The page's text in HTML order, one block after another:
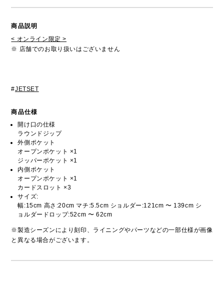
商品説明
< オンライン限定 >
※ 店舗でのお取り扱いはございません
#JETSET
商品仕様
開け口の仕様
ラウンドジップ
外側ポケット
オープンポケット ×1
ジッパーポケット ×1
内側ポケット
オープンポケット ×1
カードスロット ×3
サイズ:
幅:15cm 高さ:20cm マチ:5.5cm ショルダー:121cm 〜 139cm シ
ョルダードロップ:52cm 〜 62cm
※製造シーズンにより刻印、ライニングやパーツなどの一部仕様が画像
と異なる場合がございます。